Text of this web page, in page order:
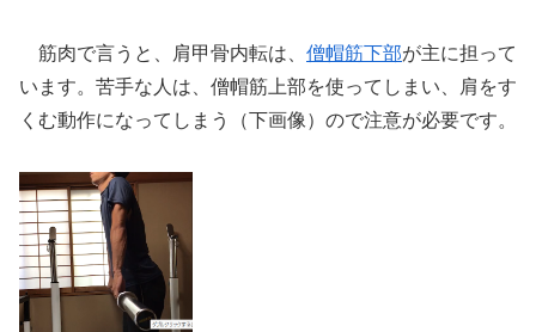
筋肉で言うと、肩甲骨内転は、 僧帽筋下部が主に担って
います。苦手な人は、僧帽筋上部を使ってしまい、肩をす
くむ動作になってしまう（下画像）ので注意が必要です。